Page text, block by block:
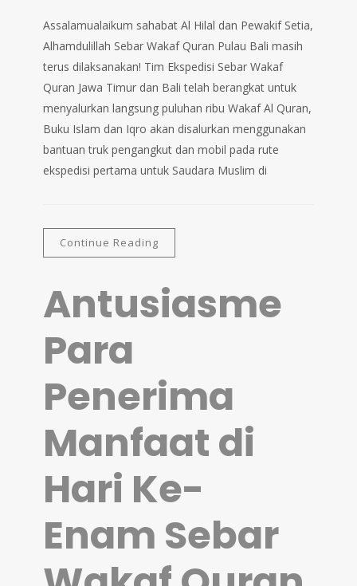
Assalamualaikum sahabat Al Hilal dan Pewakif Setia,
Alhamdulillah Sebar Wakaf Quran Pulau Bali masih
terus dilaksanakan! Tim Ekspedisi Sebar Wakaf
Quran Jawa Timur dan Bali telah berangkat untuk
menyalurkan langsung puluhan ribu Wakaf Al Quran,
Buku Islam dan Iqro akan disalurkan menggunakan
bantuan truk pengangkut dan mobil pada rute
ekspedisi pertama untuk Saudara Muslim di
Continue Reading
Antusiasme
Para
Penerima
Manfaat di
Hari Ke-
Enam Sebar